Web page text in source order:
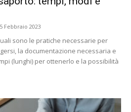
Febbraio 2023
sono le pratiche necessarie per
la documentazione necessaria e
(lunghi) per ottenerlo e la possibilità